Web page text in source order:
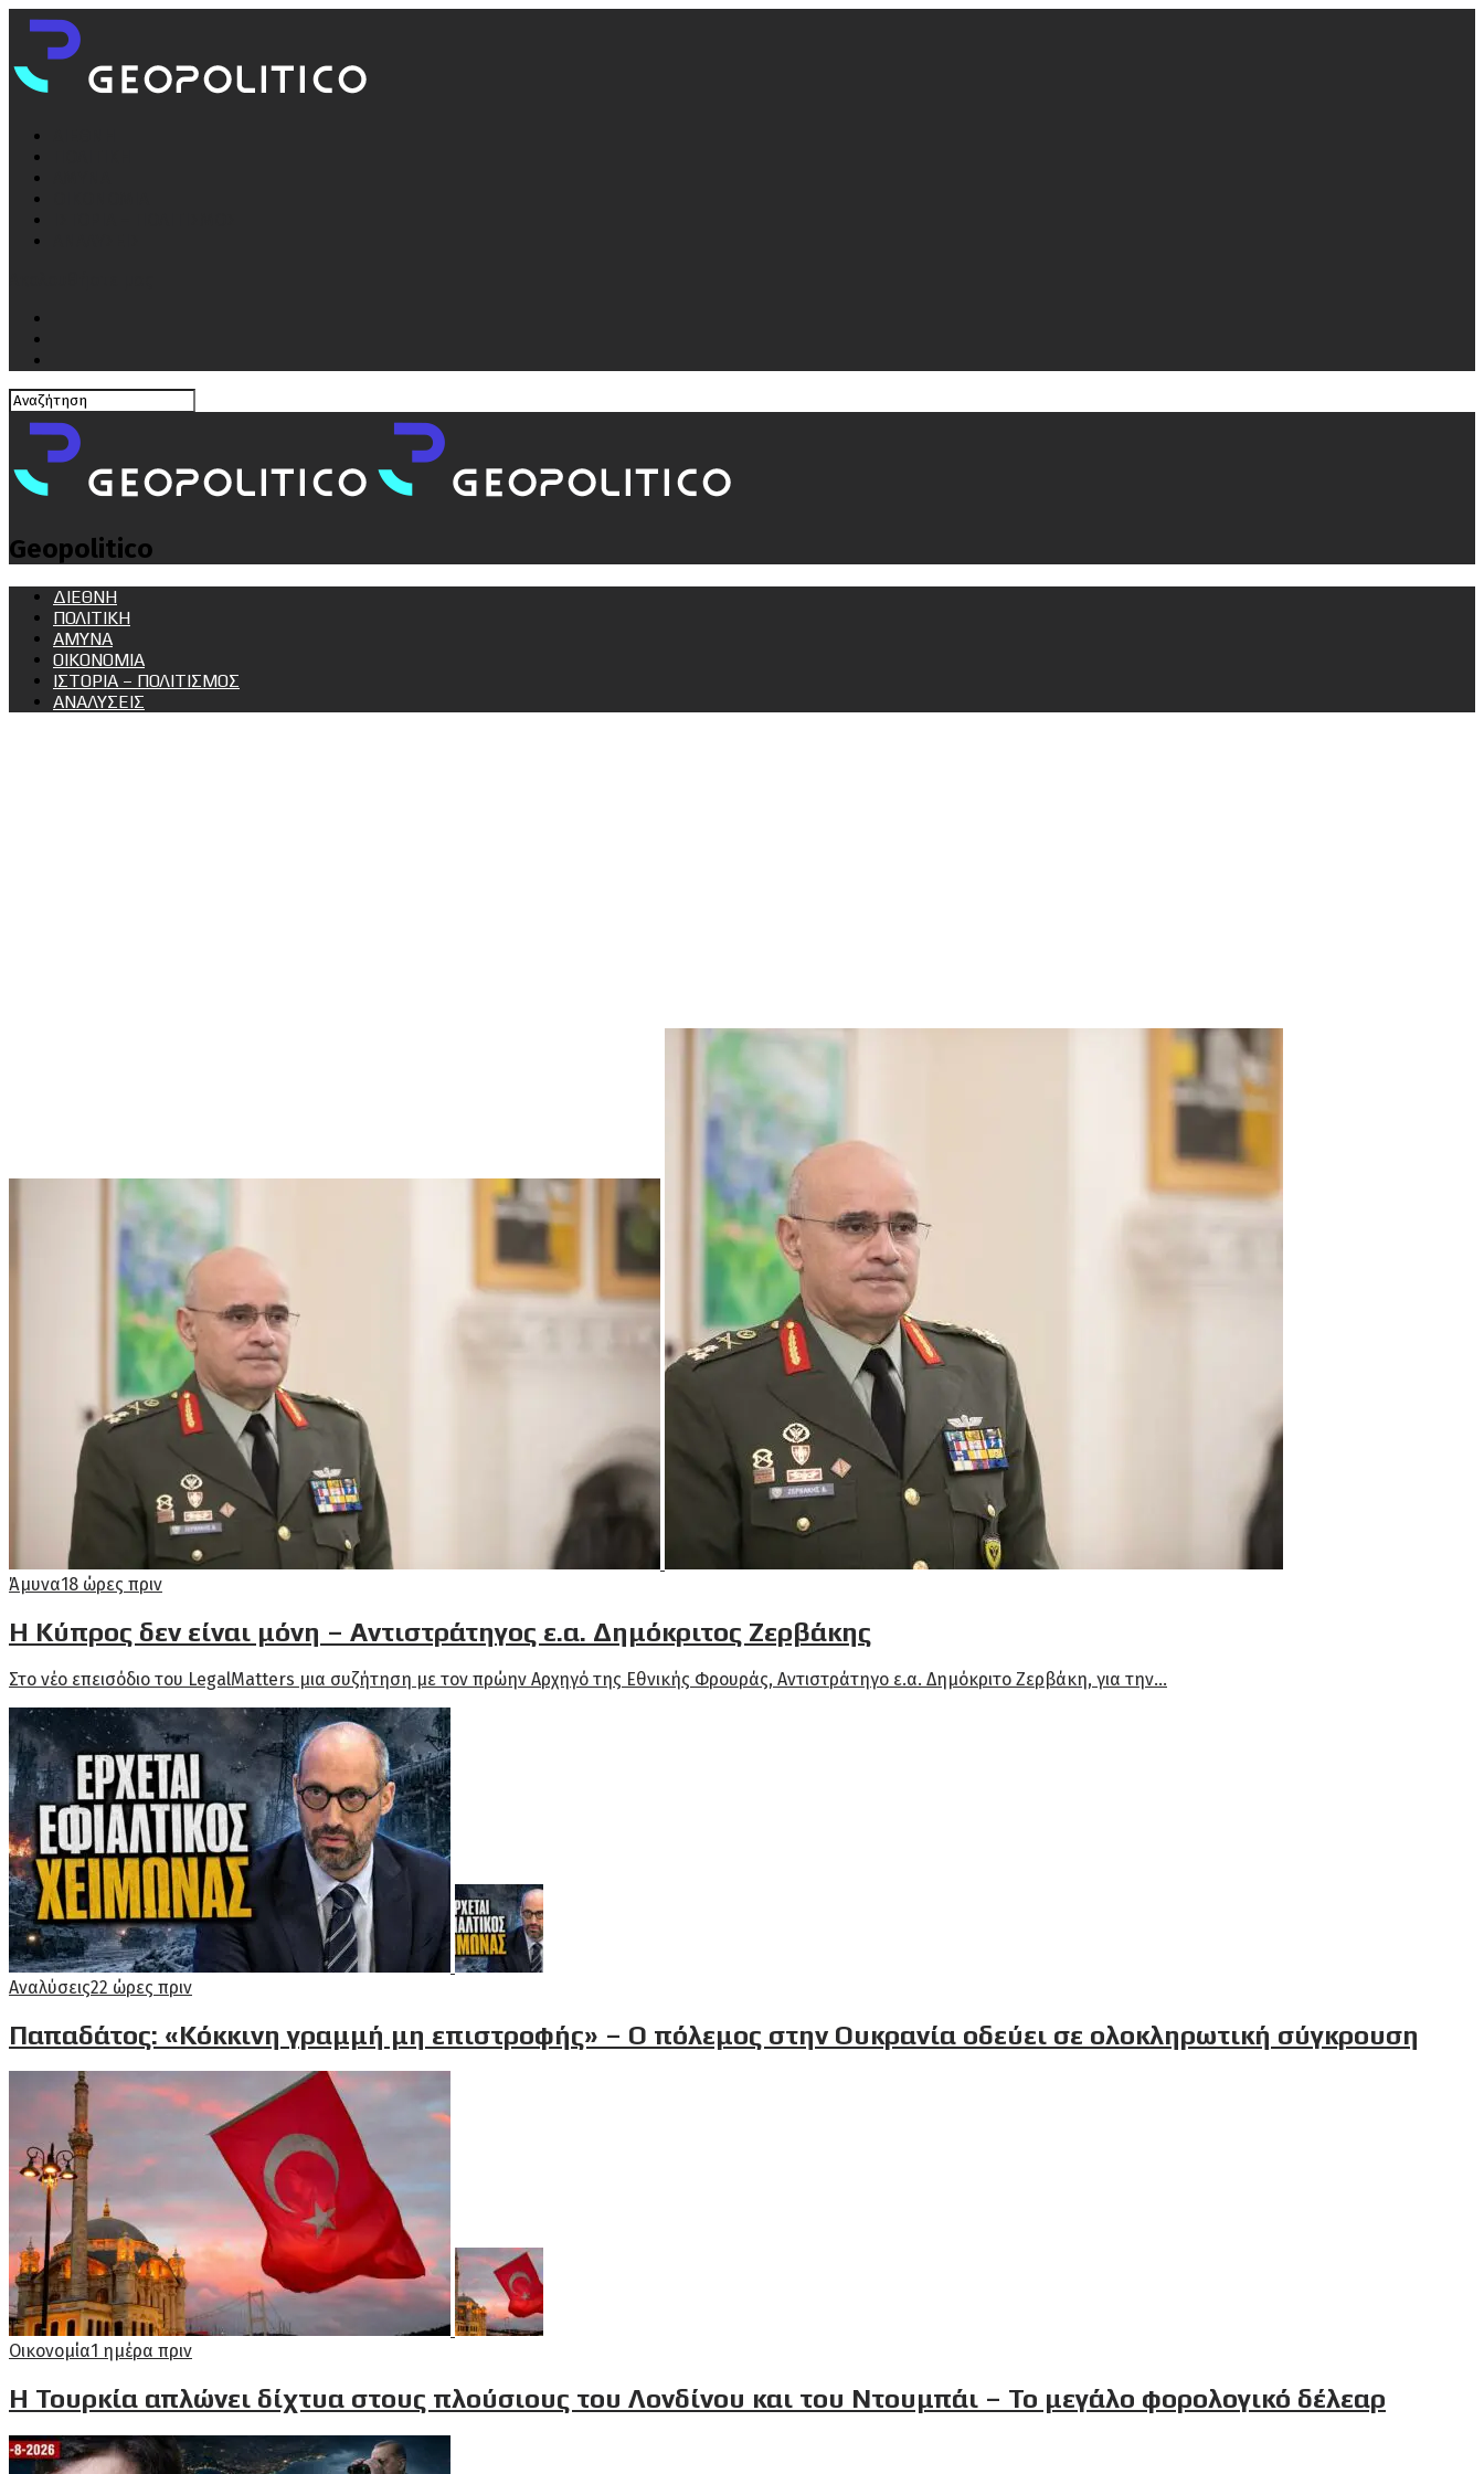
Geopolitico
ΔΙΕΘΝΗ
ΠΟΛΙΤΙΚΗ
ΑΜΥΝΑ
ΟΙΚΟΝΟΜΙΑ
ΙΣΤΟΡΙΑ – ΠΟΛΙΤΙΣΜΟΣ
ΑΝΑΛΥΣΕΙΣ
Άμυνα18 ώρες πριν
Η Κύπρος δεν είναι μόνη – Αντιστράτηγος ε.α. Δημόκριτος Ζερβάκης
Στο νέο επεισόδιο του LegalMatters μια συζήτηση με τον πρώην Αρχηγό της Εθνικής Φρουράς, Αντιστράτηγο ε.α. Δημόκριτο Ζερβάκη, για την...
Αναλύσεις22 ώρες πριν
Παπαδάτος: «Κόκκινη γραμμή μη επιστροφής» – Ο πόλεμος στην Ουκρανία οδεύει σε ολοκληρωτική σύγκρουση
Οικονομία1 ημέρα πριν
Η Τουρκία απλώνει δίχτυα στους πλούσιους του Λονδίνου και του Ντουμπάι – Το μεγάλο φορολογικό δέλεαρ